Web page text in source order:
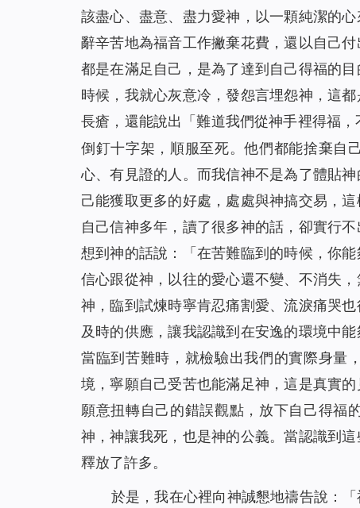
該盡心、盡意、盡力愛神，以一顆純潔的
辭辛苦地為福音工作撇棄花費，還以自己
都是在滿足自己，是為了達到自己得福的
時候，我就心灰意冷，發怨言埋怨神，這
長瘡，還能說出「難道我們從神手裡得福，
倒釘十字架，順服至死。他們都能捨棄自
心、有見證的人。而我信神不是為了體貼
己能獲取更多的好處，處處與神搞交易，
自己信神多年，讀了很多神的話，卻實行
想到神的話說：「 在苦難臨到的時候，你
信心跟從神，以往的愛心還不變、不消失
神，臨到試煉時寧肯忍痛割愛、流淚痛哭
及時的供應，讓我認識到在安逸的環境中
當臨到苦難時，就檢驗出我們的實際身量
境，寧願自己受苦也能滿足神，這是真實
願意扭轉自己的錯誤觀點，放下自己得福
神，神讓我死，也是神的公義。當認識到
釋放了許多。
於是，我在心裡向神誠懇地禱告說：